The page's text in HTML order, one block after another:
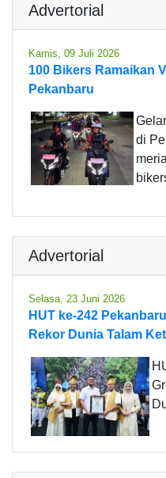
Advertorial
Kamis, 09 Juli 2026
100 Bikers Ramaikan
Pekanbaru
di
Advertorial
Selasa, 23 Juni 2026
HUT ke-242
Rekor Dunia Talam